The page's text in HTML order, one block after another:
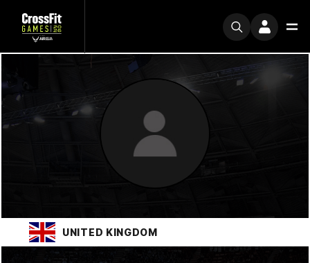
UNITED KINGDOM